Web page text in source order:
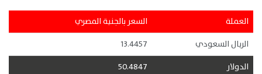
العملة
السعر بالجنية المصري
الريال السعودي
13.4457
الدولار
50.4847